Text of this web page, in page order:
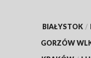
BIAŁYSTOK /
GORZÓW